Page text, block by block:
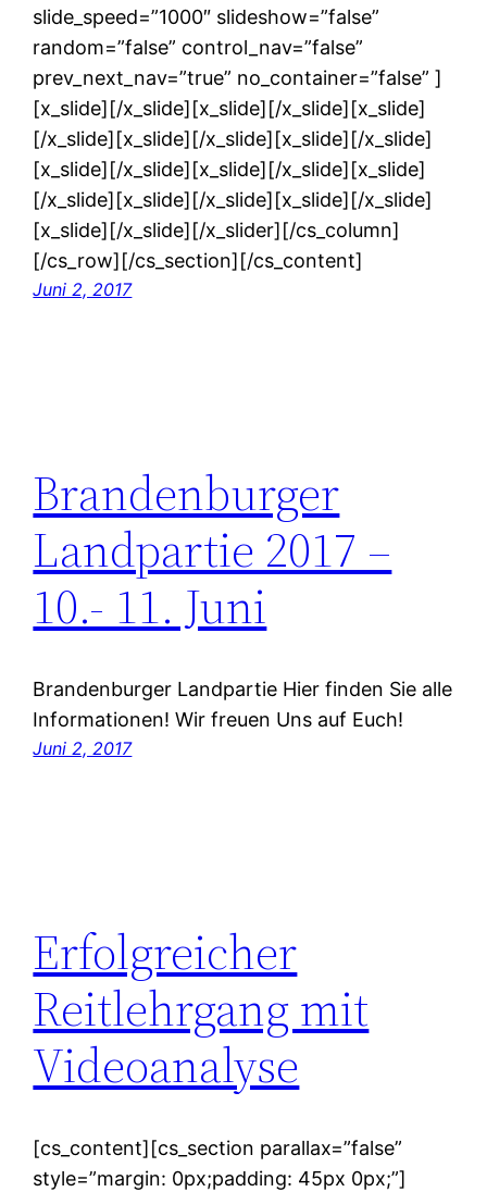
slide_speed=”1000″ slideshow=”false”
random=”false” control_nav=”false”
prev_next_nav=”true” no_container=”false” ]
[x_slide][/x_slide][x_slide][/x_slide][x_slide]
[/x_slide][x_slide][/x_slide][x_slide][/x_slide]
[x_slide][/x_slide][x_slide][/x_slide][x_slide]
[/x_slide][x_slide][/x_slide][x_slide][/x_slide]
[x_slide][/x_slide][/x_slider][/cs_column]
[/cs_row][/cs_section][/cs_content]
Juni 2, 2017
Brandenburger
Landpartie 2017 –
10.- 11. Juni
Brandenburger Landpartie Hier finden Sie alle
Informationen! Wir freuen Uns auf Euch!
Juni 2, 2017
Erfolgreicher
Reitlehrgang mit
Videoanalyse
[cs_content][cs_section parallax=”false”
style=”margin: 0px;padding: 45px 0px;”]